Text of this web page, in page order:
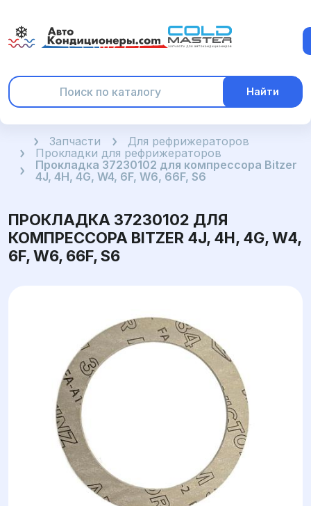
Найти
ГлавнаяЗапчасти
Для рефрижераторов
Прокладки для рефрижераторов
Прокладка 37230102 для компрессора Bitzer
4J, 4H, 4G, W4, 6F, W6, 66F, S6
ПРОКЛАДКА 37230102 ДЛЯ
КОМПРЕССОРА BITZER 4J, 4H, 4G, W4,
6F, W6, 66F, S6